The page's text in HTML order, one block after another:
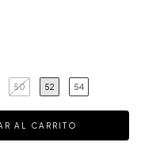
50 52 54